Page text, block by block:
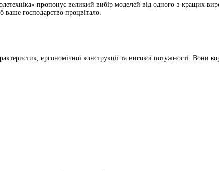
пропонує великий вибір моделей від одного з кращих
господарство процвітало.
ергономічної конструкції та високої потужності. Вони